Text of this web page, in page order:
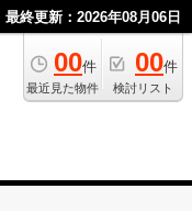
最終更新：2026年08月06日
00件
最近見た物件
00件
検討リスト